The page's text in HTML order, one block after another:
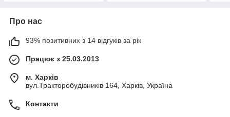
Про нас
93% позитивних з 14 відгуків за рік
Працює з 25.03.2013
м. Харків
вул.Тракторобудівників 164, Харків, Україна
Контакти